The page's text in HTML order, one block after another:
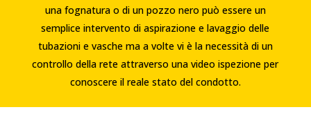
una fognatura o di un pozzo nero può essere un
semplice intervento di aspirazione e lavaggio delle
tubazioni e vasche ma a volte vi è la necessità di un
controllo della rete attraverso una video ispezione per
conoscere il reale stato del condotto.